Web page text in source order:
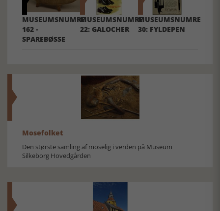
MUSEUMSNUMRE
162 -
SPAREBØSSE
MUSEUMSNUMRE
22: GALOCHER
MUSEUMSNUMRE
30: FYLDEPEN
Mosefolket
Den største samling af moselig i verden på Museum
Silkeborg Hovedgården